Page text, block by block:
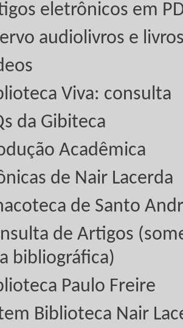
eletrônicos em
audiolivros e
Viva: consulta
da Gibiteca
Acadêmica
de Nair Lacerda
de Santo
de Artigos
bibliográfica)
Paulo Freire
Biblioteca Nair